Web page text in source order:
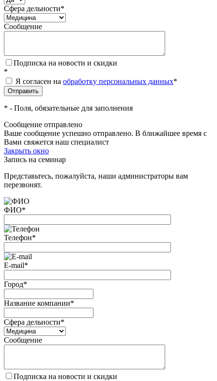
Сфера дельности*
Сообщение
Подписка на новости и скидки
*
Я согласен на обработку персональных данных*
* - Поля, обязательные для заполнения
Сообщение отправлено
Ваше сообщение успешно отправлено. В ближайшее время с
Вами свяжется наш специалист
Закрыть окно
Запись на семинар
Представьтесь, пожалуйста, наши администраторы вам
перезвонят.
ФИО*
Телефон*
E-mail*
Город*
Название компании*
Сфера дельности*
Сообщение
Подписка на новости и скидки